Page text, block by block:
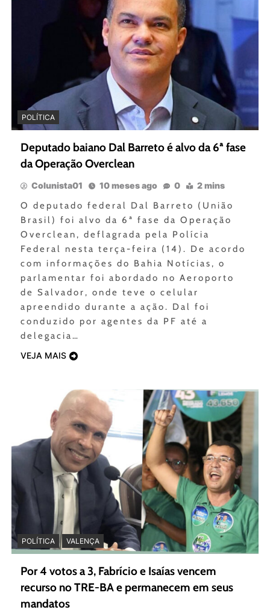
POLÍTICA
Deputado baiano Dal Barreto é alvo da 6ª fase
da Operação Overclean
Colunista01 10 meses ago 0 2 mins
O deputado federal Dal Barreto (União
Brasil) foi alvo da 6ª fase da Operação
Overclean, deflagrada pela Polícia
Federal nesta terça-feira (14). De acordo
com informações do Bahia Notícias, o
parlamentar foi abordado no Aeroporto
de Salvador, onde teve o celular
apreendido durante a ação. Dal foi
conduzido por agentes da PF até a
delegacia…
VEJA MAIS
POLÍTICA VALENÇA
Por 4 votos a 3, Fabrício e Isaías vencem
recurso no TRE-BA e permanecem em seus
mandatos